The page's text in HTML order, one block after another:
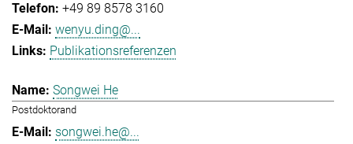
+49 89 8578 3160
wenyu.ding@...
Publikationsreferenzen
Songwei He
Postdoktorand
songwei.he@...